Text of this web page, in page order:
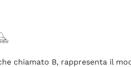
chiamato B, rappresenta il